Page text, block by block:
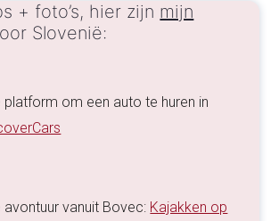
+ foto’s, hier zijn mijn
Slovenië:
platform om een auto te huren in
avontuur vanuit Bovec: Kajakken op